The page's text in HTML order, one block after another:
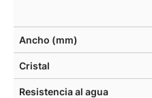
Ancho (mm)
Cristal
Resistencia al agua